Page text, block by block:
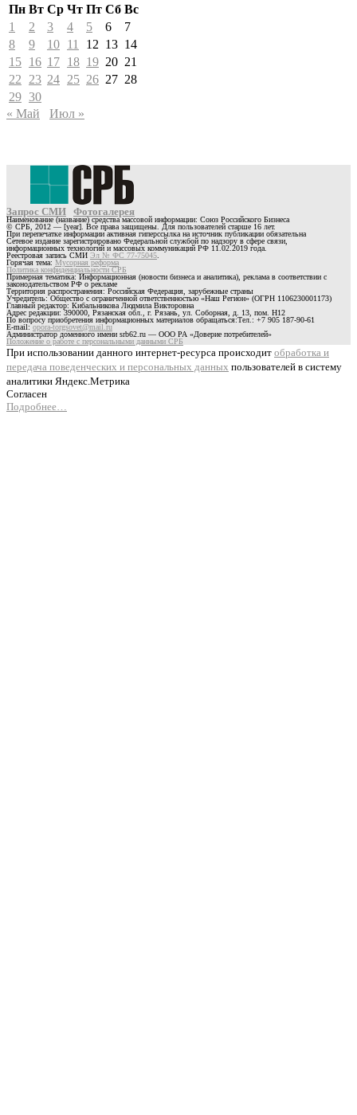
Пн Вт Ср Чт Пт Сб Вс
1
2 3 4 5 6
7
8
9 10 11 12 13 14
15 16 17 18 19 20 21
22
23 24 25 26 27 28
29 30
« Май
Июл »
Запрос СМИ Фотогалерея
Наименование (название) средства массовой информации: Союз Российского Бизнеса
© СРБ, 2012 — [year]. Все права защищены. Для пользователей старше 16 лет.
При перепечатке информации активная гиперссылка на источник публикации обязательна
Сетевое издание зарегистрировано Федеральной службой по надзору в сфере связи,
информационных технологий и массовых коммуникаций РФ 11.02.2019 года.
Реестровая запись СМИ Эл № ФС 77-75045
Горячая тема: Мусорная реформа
Политика конфиденциальности СРБ
Примерная тематика: Информационная (новости бизнеса и аналитика), реклама в соответствии с
законодательством РФ о рекламе
Территория распространения: Российская Федерация, зарубежные страны
Учредитель: Общество с ограниченной ответственностью «Наш Регион» (ОГРН 1106230001173)
Главный редактор: Кибальникова Людмила Викторовна
Адрес редакции: 390000, Рязанская обл., г. Рязань, ул. Соборная, д. 13, пом. Н12
По вопросу приобретения информационных материалов обращаться:Тел.: +7 905 187-90-61
E-mail:opora-torgsovet@mail.ru
Администратор доменного имени srb62.ru — ООО РА «Доверие потребителей»
Положение о работе с персональными данными СРБ
При использовании данного интернет-ресурса происходит обработка и
передача поведенческих и персональных данных пользователей в систему
аналитики Яндекс.Метрика
Согласен
Подробнее…